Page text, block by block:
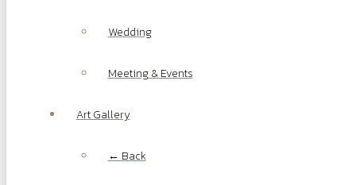
Wedding
Meeting & Events
Art Gallery
← Back